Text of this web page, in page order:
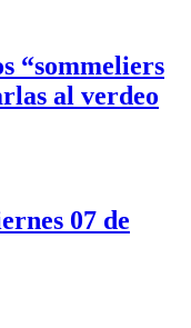
“sommeliers
al verdeo
07 de